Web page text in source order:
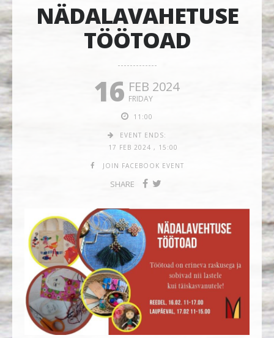
NÄDALAVAHETUSE
TÖÖTOAD
16 FEB 2024
FRIDAY
11:00
EVENT ENDS:
17 FEB 2024 , 15:00
JOIN FACEBOOK EVENT
SHARE